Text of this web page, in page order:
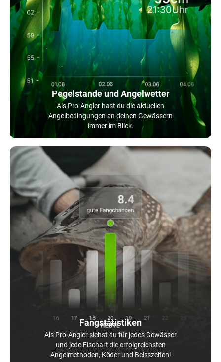
Pegelstände und Angelwetter
Als Pro-Angler hast du die aktuellen
Angelbedingungen an deinen Gewässern
immer im Blick.
Fangstatistiken
Als Pro-Angler siehst du für jedes Gewässer
und jede Fischart die erfolgreichsten
Angelmethoden, Köder und Beisszeiten!